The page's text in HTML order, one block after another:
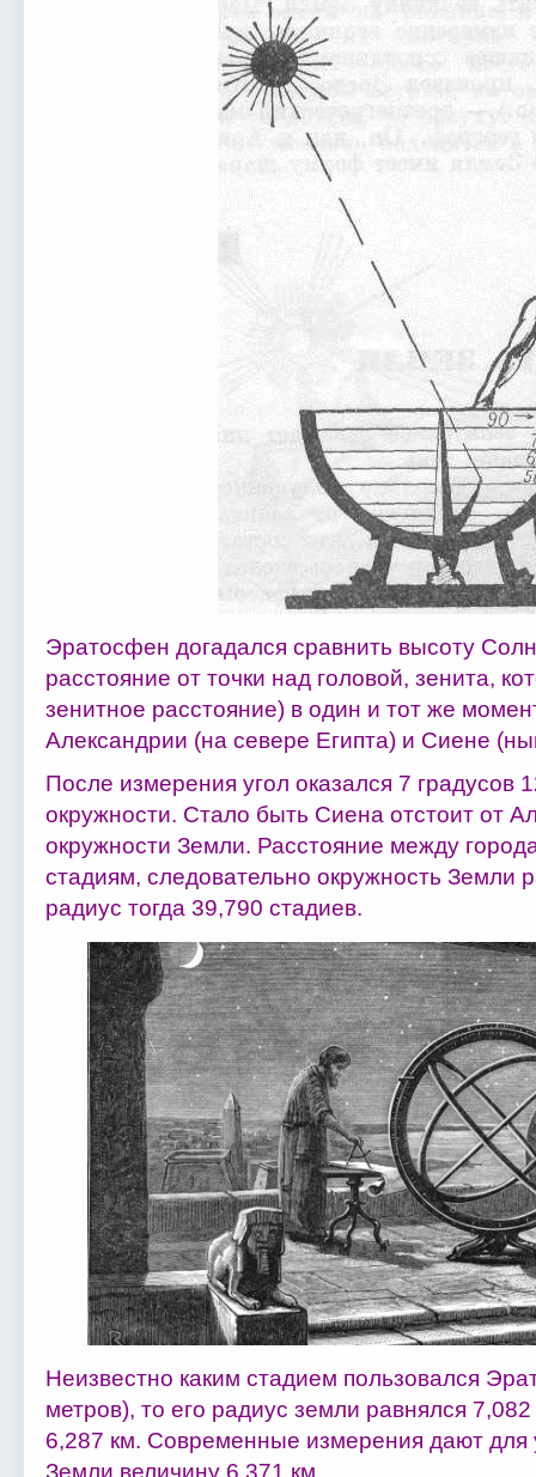
Эратосфен догадался сравнить высоту
расстояние от точки над головой, зенита,
зенитное расстояние) в один и тот же
Александрии (на севере Египта) и Сиене
После измерения угол оказался 7 градусов
окружности. Стало быть Сиена отстоит от
окружности Земли. Расстояние между
стадиям, следовательно окружность Земли
радиус тогда 39,790 стадиев.
Неизвестно каким стадием пользовался
метров), то его радиус земли равнялся
6,287 км. Современные измерения дают для
Земли величину 6,371 км.